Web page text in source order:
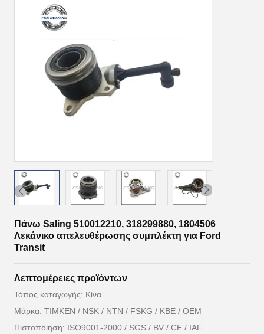
Πάνω Saling 510012210, 318299880, 1804506
Λεκάνικο απελευθέρωσης συμπλέκτη για Ford
Transit
Λεπτομέρειες προϊόντων
Τόπος καταγωγής: Κίνα
Μάρκα: TIMKEN / NSK / NTN / FSKG / KBE / OEM
Πιστοποίηση: ISO9001-2000 / SGS / BV / CE / IAF